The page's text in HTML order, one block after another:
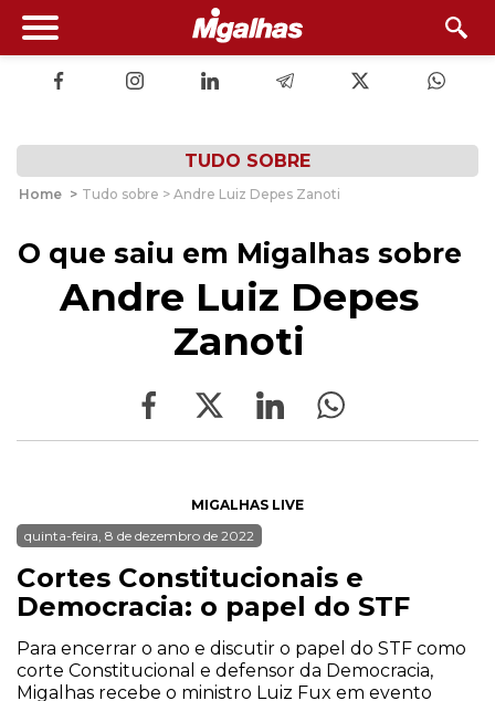
TUDO SOBRE
Home > Tudo sobre > Andre Luiz Depes Zanoti
O que saiu em Migalhas sobre
Andre Luiz Depes
Zanoti
MIGALHAS LIVE
quinta-feira, 8 de dezembro de 2022
Cortes Constitucionais e
Democracia: o papel do STF
Para encerrar o ano e discutir o papel do STF como
corte Constitucional e defensor da Democracia,
Migalhas recebe o ministro Luiz Fux em evento